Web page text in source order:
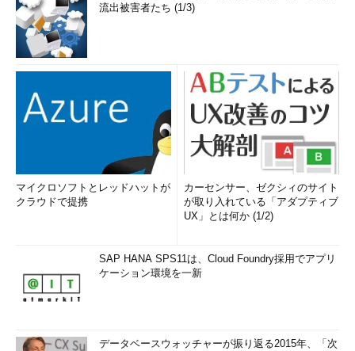
流出被害者たち (1/3)
マイクロソフトとレッドハットが
クラウドで提携
カーセンサー、ゼクシィのサイト
が取り入れている「アダプティブ
UX」とは何か (1/2)
SAP HANA SPS11は、Cloud Foundry採用でアプリ
ケーション環境を一新
データベースウォッチャーが振り返る2015年、「次